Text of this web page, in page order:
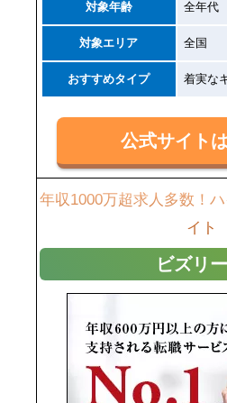
対象年齢 全年代
対象エリア 全国
おすすめタイプ 着実な
公式サイト
年収1000万超求人多数！
イト
ビズリ